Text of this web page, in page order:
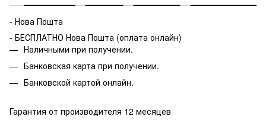
- Нова Пошта
- БЕСПЛАТНО Нова Пошта (оплата онлайн)
Наличными при получении.
Банковская карта при получении.
Банковской картой онлайн.
Гарантия от производителя 12 месяцев